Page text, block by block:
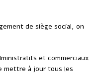
de siège social, on
et commerciaux
mettre à jour tous les